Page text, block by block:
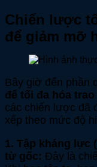
Chiến lược
để giảm mỡ
Bây giờ đến phần
để tối đa hóa
các chiến lược đã
xếp theo mức độ
1. Tập kháng lực
từ gốc: Đây là